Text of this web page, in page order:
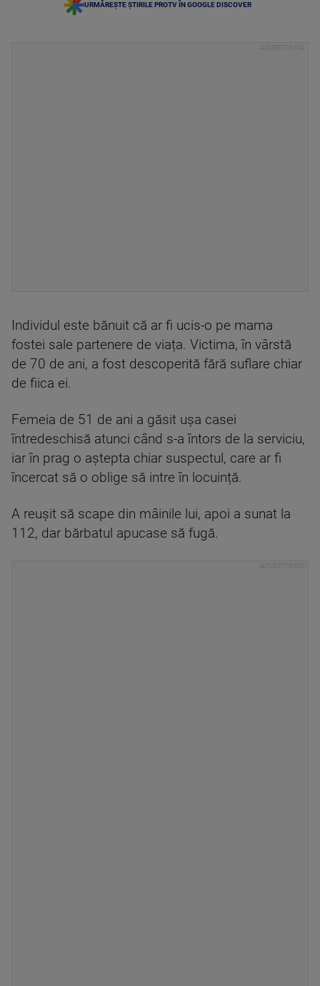
URMĂREȘTE ȘTIRILE PROTV ÎN GOOGLE DISCOVER
Individul este bănuit că ar fi ucis-o pe mama
fostei sale partenere de viața. Victima, în vârstă
de 70 de ani, a fost descoperită fără suflare chiar
de fiica ei.
Femeia de 51 de ani a găsit ușa casei
întredeschisă atunci când s-a întors de la serviciu,
iar în prag o aștepta chiar suspectul, care ar fi
încercat să o oblige să intre în locuință.
A reușit să scape din mâinile lui, apoi a sunat la
112, dar bărbatul apucase să fugă.